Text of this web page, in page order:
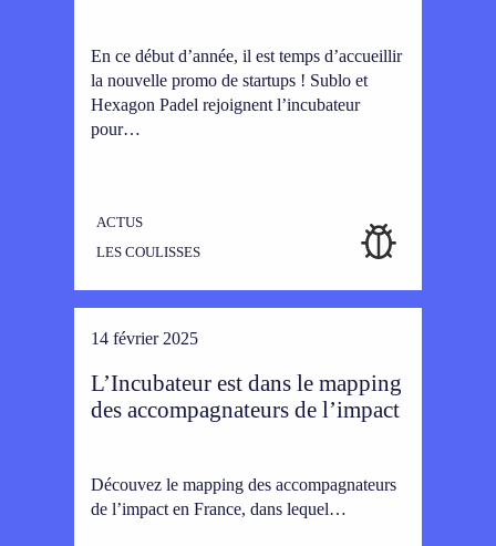
En ce début d’année, il est temps d’accueillir
la nouvelle promo de startups ! Sublo et
Hexagon Padel rejoignent l’incubateur
pour…
ACTUS
LES COULISSES
14 février 2025
L’Incubateur est dans le mapping
des accompagnateurs de l’impact
Découvez le mapping des accompagnateurs
de l’impact en France, dans lequel…